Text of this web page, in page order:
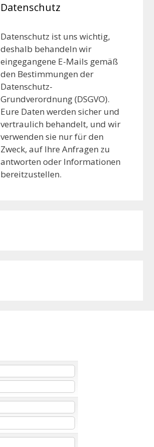
Datenschutz
Datenschutz ist uns wichtig,
deshalb behandeln wir
eingegangene E-Mails gemäß
den Bestimmungen der
Datenschutz-
Grundverordnung (DSGVO).
Eure Daten werden sicher und
vertraulich behandelt, und wir
verwenden sie nur für den
Zweck, auf Ihre Anfragen zu
antworten oder Informationen
bereitzustellen.